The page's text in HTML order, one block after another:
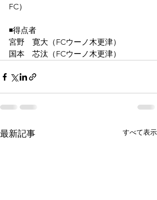
FC）
◾️得点者
宮野　寛大（FCウーノ木更津）
国本　芯汰（FCウーノ木更津）
最新記事 すべて表示